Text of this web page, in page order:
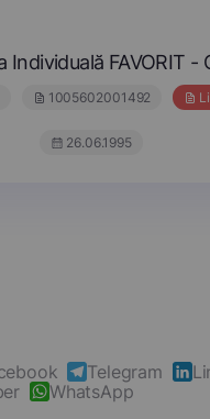
Individuală FAVORIT -
1005602001492
26.06.1995
Telegram
WhatsApp